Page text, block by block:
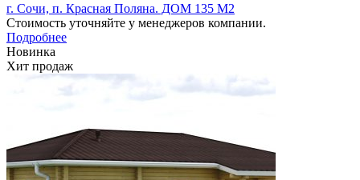
г. Сочи, п. Красная Поляна. ДОМ 135 М2
Стоимость уточняйте у менеджеров компании.
Подробнее
Новинка
Хит продаж